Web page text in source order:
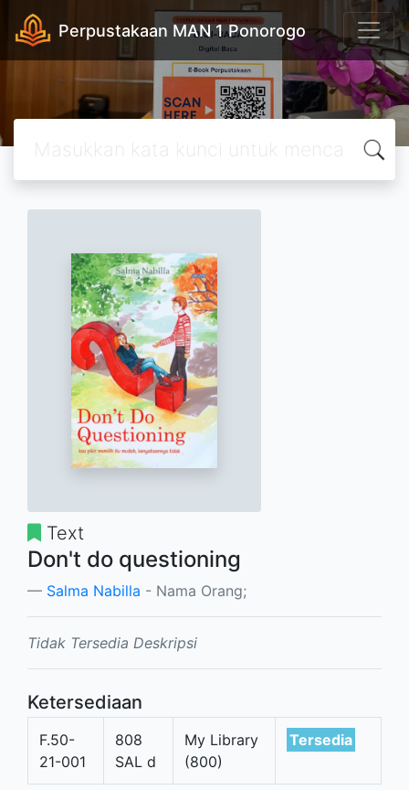
Perpustakaan MAN 1 Ponorogo
Text
Don't do questioning
Salma Nabilla - Nama Orang;
Tidak Tersedia Deskripsi
Ketersediaan
F.50-
21-001
808
SAL d
My Library
(800)
Tersedia